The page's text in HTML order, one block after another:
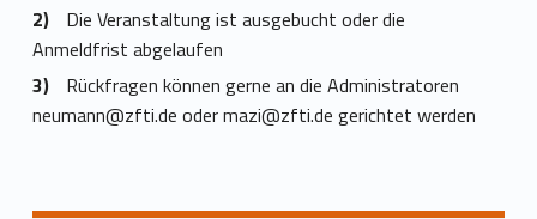
Die Veranstaltung ist ausgebucht oder die
Anmeldfrist abgelaufen
Rückfragen können gerne an die Administratoren
neumann@zfti.de odermazi@zfti.de gerichtet werden